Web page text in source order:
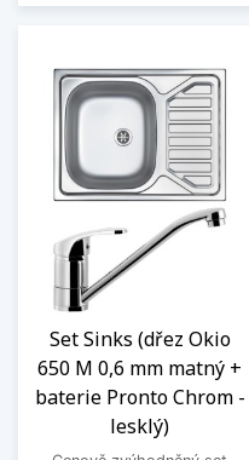
Set Sinks (dřez Okio
650 M 0,6 mm matný +
baterie Pronto Chrom -
lesklý)